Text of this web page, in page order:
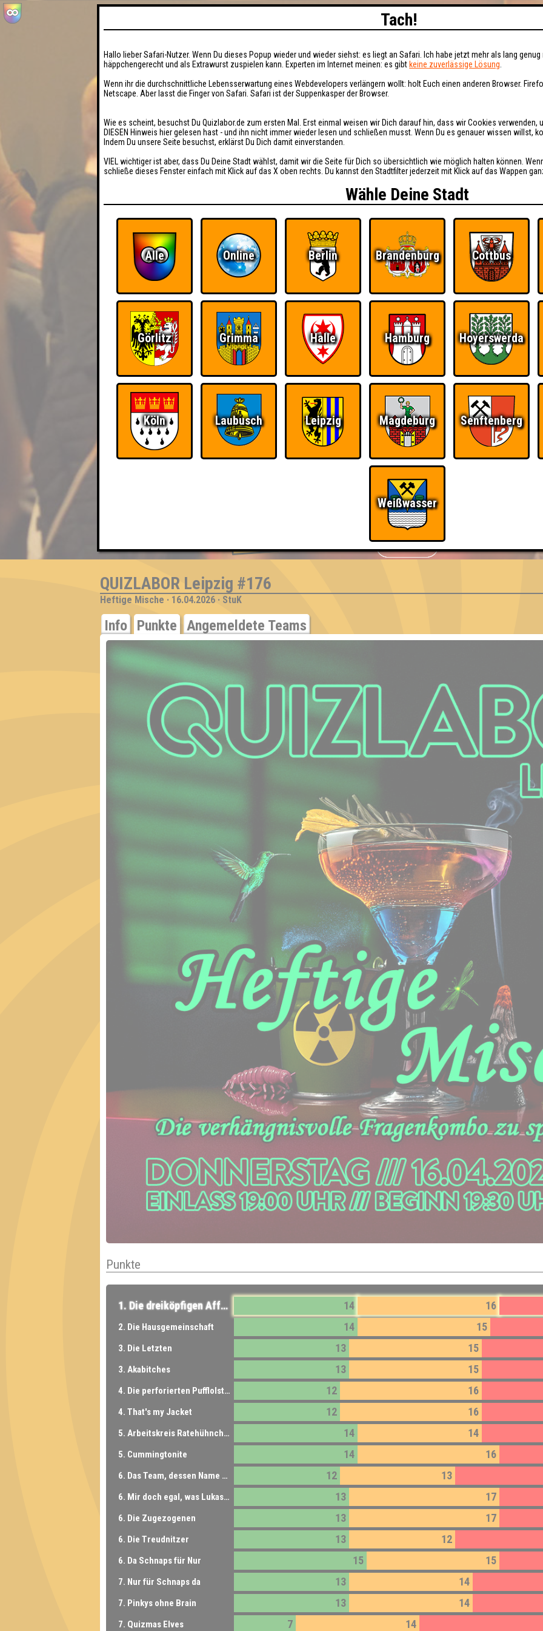
RESERVIERUNG
QUIZLABOR Leipzig #176
Heftige Mische · 16.04.2026 · StuK
Info Punkte Angemeldete Teams
Punkte
1. Die dreiköpfigen Affen 14 16
2. Die Hausgemeinschaft 14 15
3. Die Letzten 13 15
3. Akabitches 13 15
4. Die perforierten Pufflolsterfolien 12 16
4. That's my Jacket 12 16
5. Arbeitskreis Ratehühnchen 14 14
5. Cummingtonite 14 16
6. Das Team, dessen Name nicht genannt werden darf 12 13
6. Mir doch egal, was Lukas sagt 13 17
6. Die Zugezogenen 13 17
6. Die Treudnitzer 13 12
6. Da Schnaps für Nur 15 15
7. Nur für Schnaps da 13 14
7. Pinkys ohne Brain 13 14
7. Quizmas Elves 7 14
Tach!
Hallo lieber Safari-Nutzer. Wenn Du dieses Popup wieder und wieder siehst: es liegt an Safari. Ich habe jetzt mehr als lang
häppchengerecht und als Extrawurst zuspielen kann. Experten im Internet meinen: es gibt keine zuverlässige Lösung
Wenn ihr die durchschnittliche Lebensserwartung eines Webdevelopers verlängern wollt: holt Euch einen anderen Browser.
Netscape. Aber lasst die Finger von Safari. Safari ist der Suppenkasper der Browser.
Wie es scheint, besuchst Du Quizlabor.de zum ersten Mal. Erst einmal weisen wir Dich darauf hin, dass wir Cookies
DIESEN Hinweis hier gelesen hast - und ihn nicht immer wieder lesen und schließen musst. Wenn Du es genauer wissen willst,
Indem Du unsere Seite besuchst, erklärst Du Dich damit einverstanden.
VIEL wichtiger ist aber, dass Du Deine Stadt wählst, damit wir die Seite für Dich so übersichtlich wie möglich halten können.
schließe dieses Fenster einfach mit Klick auf das X oben rechts. Du kannst den Stadtfilter jederzeit mit Klick auf das Wappen
Wähle Deine Stadt
Alle Online Berlin Brandenburg Cottbus
Görlitz Grimma Halle Hamburg Hoyerswerda
Köln Laubusch Leipzig Magdeburg Senftenberg
Weißwasser